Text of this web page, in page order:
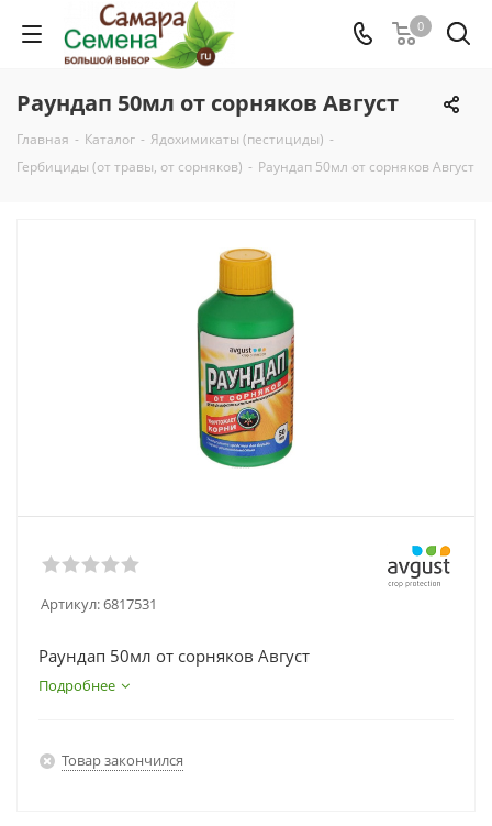
0
Раундап 50мл от сорняков Август
Главная - Каталог - Ядохимикаты (пестициды) -
Гербициды (от травы, от сорняков) - Раундап 50мл от сорняков Август
Артикул:6817531
Раундап 50мл от сорняков Август
Подробнее
Товар закончился